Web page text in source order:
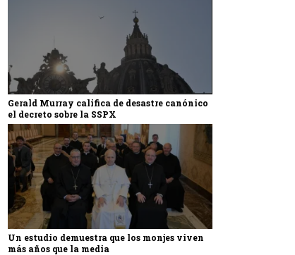
Gerald Murray califica de desastre canónico
el decreto sobre la SSPX
Un estudio demuestra que los monjes viven
más años que la media